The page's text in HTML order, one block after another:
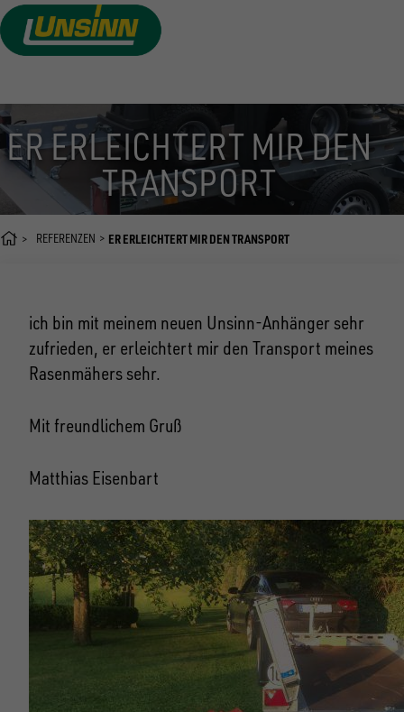
Direkt
zum
Inhalt
ER ERLEICHTERT MIR DEN
TRANSPORT
REFERENZEN ER ERLEICHTERT MIR DEN TRANSPORT
ich bin mit meinem neuen Unsinn-Anhänger sehr
zufrieden, er erleichtert mir den Transport meines
Rasenmähers sehr.
Mit freundlichem Gruß
Matthias Eisenbart